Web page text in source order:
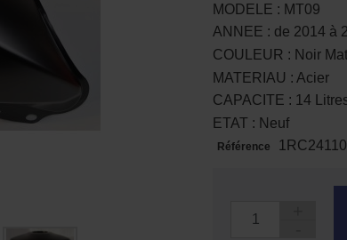
MODELE : MT09
ANNEE : de 2014 à
COULEUR : Noir Mat
MATERIAU : Acier
CAPACITE : 14
ETAT : Neuf
Référence